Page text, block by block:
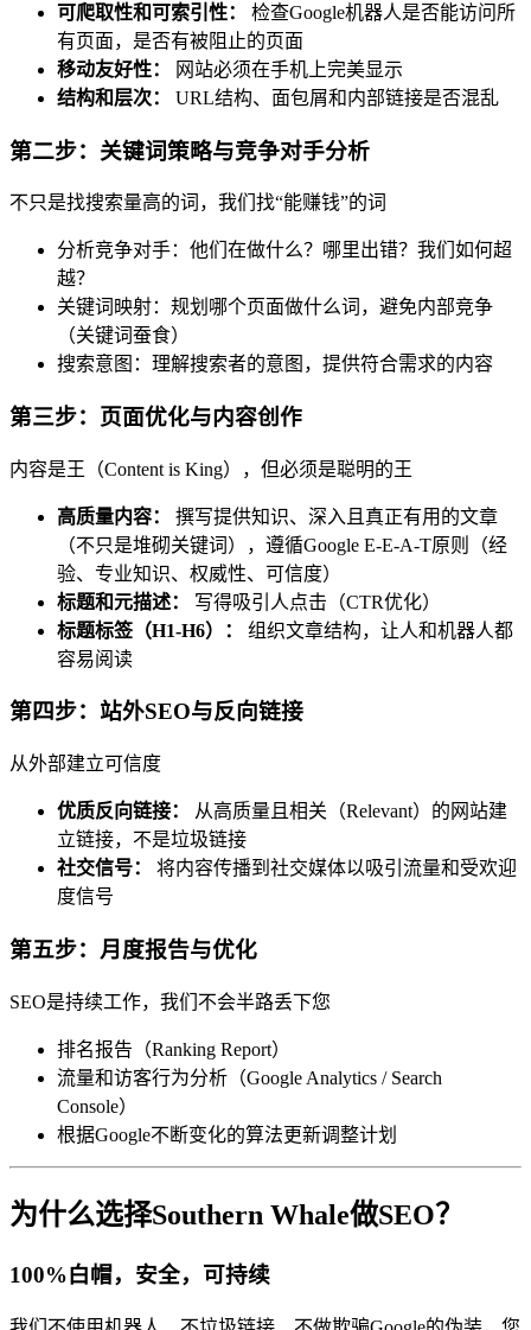
可爬取性和可索引性：
检查Google机器人是否能访问所
有页面，是否有被阻止的页面
移动友好性：
网站必须在手机上完美显示
结构和层次：
URL结构、面包屑和内部链接是否混乱
第二步：关键词策略与竞争对手分析
不只是找搜索量高的词，我们找“能赚钱”的词
分析竞争对手：他们在做什么？哪里出错？我们如何超
越？
关键词映射：规划哪个页面做什么词，避免内部竞争
（关键词蚕食）
搜索意图：理解搜索者的意图，提供符合需求的内容
第三步：页面优化与内容创作
内容是王（Content is King），但必须是聪明的王
高质量内容：
撰写提供知识、深入且真正有用的文章
（不只是堆砌关键词），遵循Google E-E-A-T原则（经
验、专业知识、权威性、可信度）
标题和元描述：
写得吸引人点击（CTR优化）
标题标签（H1-H6）：
组织文章结构，让人和机器人都
容易阅读
第四步：站外SEO与反向链接
从外部建立可信度
优质反向链接：
从高质量且相关（Relevant）的网站建
立链接，不是垃圾链接
社交信号：
将内容传播到社交媒体以吸引流量和受欢迎
度信号
第五步：月度报告与优化
SEO是持续工作，我们不会半路丢下您
排名报告（Ranking Report）
流量和访客行为分析（Google Analytics / Search
Console）
根据Google不断变化的算法更新调整计划
为什么选择Southern Whale做SEO？
100%白帽，安全，可持续